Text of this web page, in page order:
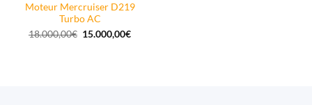
Moteur Mercruiser D219
Turbo AC
18.000,00€ Le
15.000,00€Le